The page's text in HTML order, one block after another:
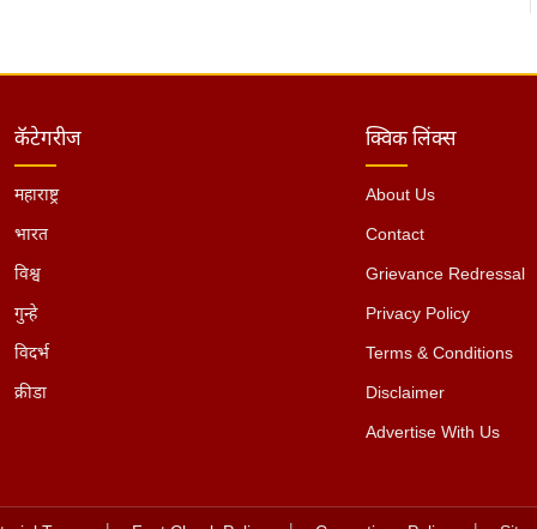
कॅटेगरीज
महाराष्ट्र
भारत
विश्व
गुन्हे
विदर्भ
क्रीडा
क्विक लिंक्स
About Us
Contact
Grievance Redressal
Privacy Policy
Terms & Conditions
Disclaimer
Advertise With Us